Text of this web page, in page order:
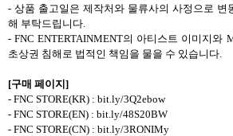
- 상품 출고일은 제작처와 물류사의 사정으로 변
해 부탁드립니다.
- FNC ENTERTAINMENT의 아티스트 이미지와
초상권 침해로 법적인 책임을 물을 수 있습니다.
[구매 페이지 ]
- FNC STORE(KR) : bit.ly/3Q2ebow
- FNC STORE(EN) : bit.ly/48S20BW
- FNC STORE(CN) : bit.ly/3RONIMy